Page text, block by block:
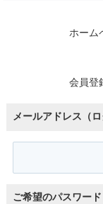
ホーム
会員登
メールアドレス（ロ
ご希望のパスワード